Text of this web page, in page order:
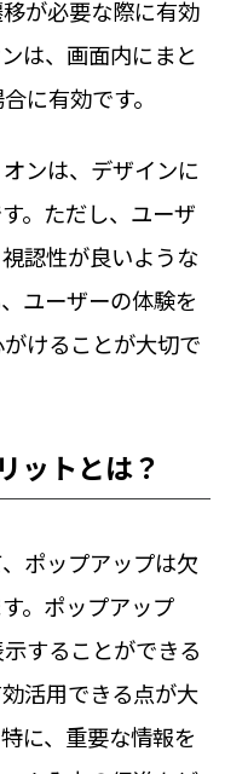
が必要な際に有効
は、画面内にまと
に有効です。
ンは、デザインに
。ただし、ユーザ
認性が良いような
ユーザーの体験を
けることが大切で
ットとは？
ポップアップは欠
。ポップアップ
することができる
活用できる点が大
に、重要な情報を